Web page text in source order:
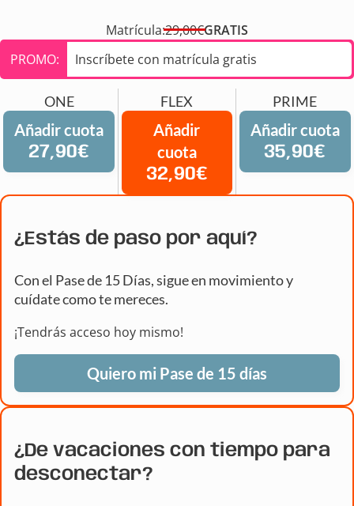
Matrícula:29,00€GRATIS
PROMO:
Inscríbete con matrícula gratis
ONE
Añadir cuota
27,90€
FLEX
Añadir
cuota
32,90€
PRIME
Añadir cuota
35,90€
¿Estás de paso por aquí?
Con el Pase de 15 Días, sigue en movimiento y
cuídate como te mereces.
¡Tendrás acceso hoy mismo!
Quiero mi Pase de 15 días
¿De vacaciones con tiempo para
desconectar?